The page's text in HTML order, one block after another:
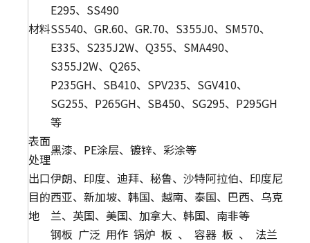
材料
E295、SS490
SS540、GR.60、GR.70、S355J0、SM570、
E335、S235J2W、Q355、SMA490、
S355J2W、Q265、
P235GH、SB410、SPV235、SGV410、
SG255、P265GH、SB450、SG295、P295GH
等
表面
处理
黑漆、PE涂层、镀锌、彩涂等
出口
目的
地
伊朗、印度、迪拜、秘鲁、沙特阿拉伯、印度尼
西亚、新加坡、韩国、越南、泰国、巴西、乌克
兰、英国、美国、加拿大、韩国、南非等
钢板 广泛 用作 锅炉 板 、 容器 板 、 法兰